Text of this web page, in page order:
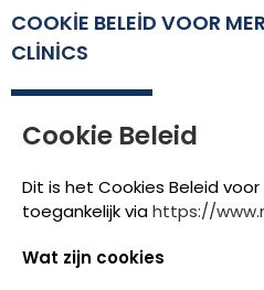
COOKIE BELEID VOOR
CLINICS
Cookie Beleid
Dit is het Cookies Beleid
toegankelijk viahttps://
Wat zijn cookies